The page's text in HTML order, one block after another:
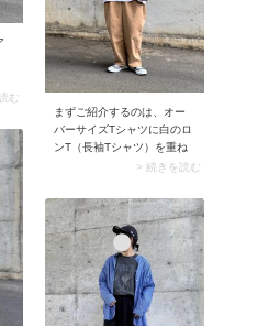
む
まずご紹介するのは、オー
バーサイズTシャツに白のロ
ンT（長袖Tシャツ）を重ね
たレイヤードコーデ。どん
ンTは、Tシャツとの重ね着
スタイルで大活躍してくれ
ます。裾からもチラッとイ
ンナーを見せることで、全
体の統一感までアップしま
すよ。
> 続きを読む